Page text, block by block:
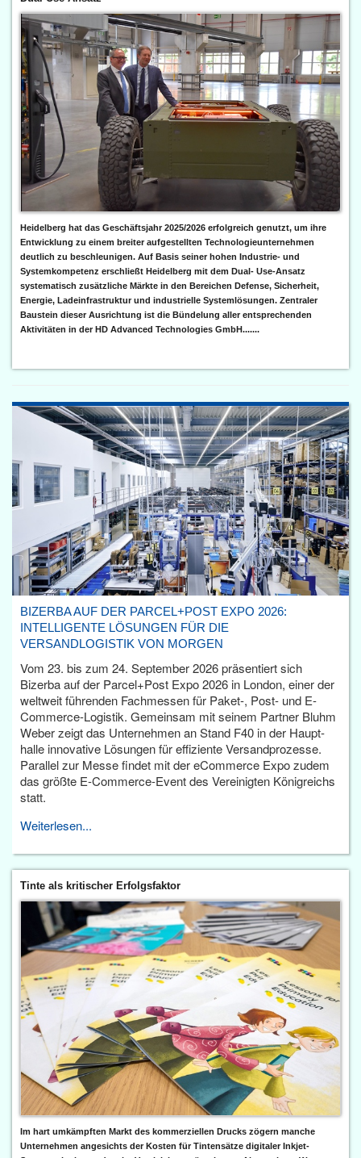
Heidelberg hat das Geschäftsjahr 2025/2026 erfolgreich genutzt, um ihre
Entwicklung zu einem breiter aufgestellten Technologieunternehmen
deutlich zu beschleunigen. Auf Basis seiner hohen Industrie- und
Systemkompetenz erschließt Heidelberg mit dem Dual- Use-Ansatz
systematisch zusätzliche Märkte in den Bereichen Defense, Sicherheit,
Energie, Ladeinfrastruktur und industrielle Systemlösungen. Zentraler
Baustein dieser Ausrichtung ist die Bündelung aller entsprechenden
Aktivitäten in der HD Advanced Technologies GmbH.......
BIZERBA AUF DER PARCEL+POST EXPO 2026:
INTELLIGENTE LÖSUNGEN FÜR DIE
VERSANDLOGISTIK VON MORGEN
Vom 23. bis zum 24. September 2026 präsentiert sich
Bizerba auf der Parcel+Post Expo 2026 in London, einer der
weltweit führenden Fachmessen für Paket-, Post- und E-
Commerce-Logistik. Gemeinsam mit seinem Partner Bluhm
Weber zeigt das Unternehmen an Stand F40 in der Haupt­
halle innovative Lösungen für effiziente Versandprozesse.
Parallel zur Messe findet mit der eCommerce Expo zudem
das größte E-Commerce-Event des Vereinigten Königreichs
statt.
Weiterlesen...
Tinte als kritischer Erfolgsfaktor
Im hart umkämpften Markt des kommerziellen Drucks zögern manche
Unternehmen angesichts der Kosten für Tintensätze digitaler Inkjet-